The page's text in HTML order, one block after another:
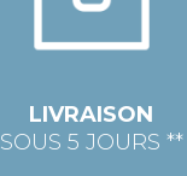
LIVRAISON
SOUS 5 JOURS **